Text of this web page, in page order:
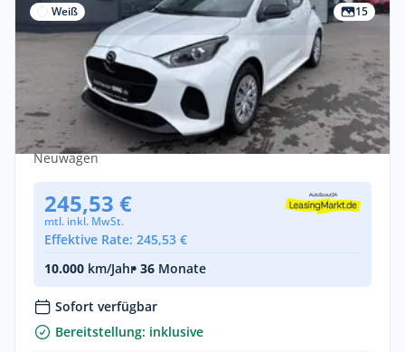
Weiß 15
Privat & Gewerbe
Mazda 2 Hybrid Prime-Line Klimaautom.
Kamera Apple Car
Benzin • Automatik •116 PS (85 kW)
Neuwagen
245,53 €
mtl. inkl. MwSt.
Effektive Rate: 245,53 €
10.000 km/Jahr• 36 Monate
Sofort verfügbar
Bereitstellung: inklusive